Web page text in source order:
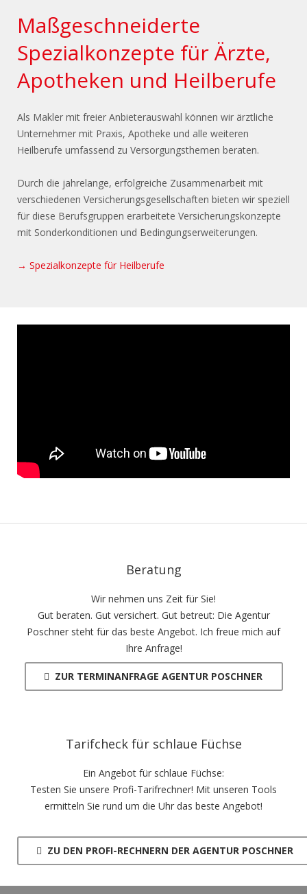
Maßgeschneiderte
Spezialkonzepte für Ärzte,
Apotheken und Heilberufe
Als Makler mit freier Anbieterauswahl können wir ärztliche
Unternehmer mit Praxis, Apotheke und alle weiteren
Heilberufe umfassend zu Versorgungsthemen beraten.
Durch die jahrelange, erfolgreiche Zusammenarbeit mit
verschiedenen Versicherungsgesellschaften bieten wir speziell
für diese Berufsgruppen erarbeitete Versicherungskonzepte
mit Sonderkonditionen und Bedingungserweiterungen.
→ Spezialkonzepte für Heilberufe
Beratung
Wir nehmen uns Zeit für Sie!
Gut beraten. Gut versichert. Gut betreut: Die Agentur
Poschner steht für das beste Angebot. Ich freue mich auf
Ihre Anfrage!
ZUR TERMINANFRAGE AGENTUR POSCHNER
Tarifcheck für schlaue Füchse
Ein Angebot für schlaue Füchse:
Testen Sie unsere Profi-Tarifrechner! Mit unseren Tools
ermitteln Sie rund um die Uhr das beste Angebot!
ZU DEN PROFI-RECHNERN DER AGENTUR POSCHNER